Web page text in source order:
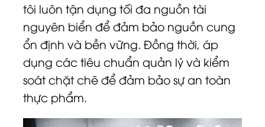
tôi luôn tận dụng tối đa nguồn tài
nguyên biển để đảm bảo nguồn cung
ổn định và bền vững. Đồng thời, áp
dụng các tiêu chuẩn quản lý và kiểm
soát chặt chẽ để đảm bảo sự an toàn
thực phẩm.